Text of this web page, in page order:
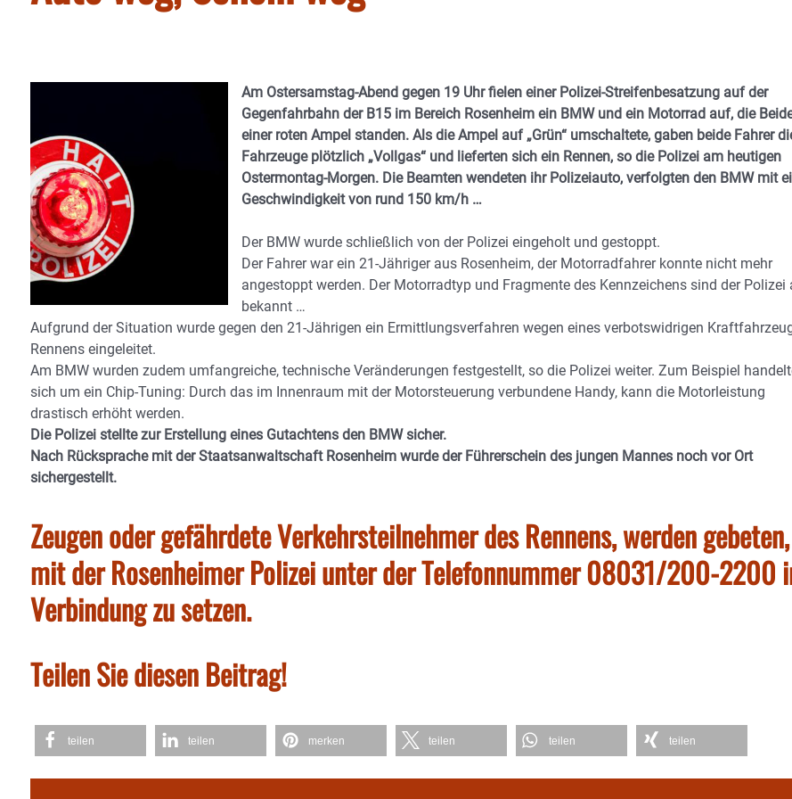
Am Ostersamstag-Abend gegen 19 Uhr fielen einer Polizei-Streifenbesatzung auf der
Gegenfahrbahn der B15 im Bereich Rosenheim ein BMW und ein Motorrad auf, die
einer roten Ampel standen. Als die Ampel auf „Grün“ umschaltete, gaben beide Fahrer
Fahrzeuge plötzlich „Vollgas“ und lieferten sich ein Rennen, so die Polizei am heutigen
Ostermontag-Morgen. Die Beamten wendeten ihr Polizeiauto, verfolgten den BMW mit
Geschwindigkeit von rund 150 km/h …
Der BMW wurde schließlich von der Polizei eingeholt und gestoppt.
Der Fahrer war ein 21-Jähriger aus Rosenheim, der Motorradfahrer konnte nicht mehr
angestoppt werden. Der Motorradtyp und Fragmente des Kennzeichens sind der Polizei
bekannt …
Aufgrund der Situation wurde gegen den 21-Jährigen ein Ermittlungsverfahren wegen eines verbotswidrigen
Rennens eingeleitet.
Am BMW wurden zudem umfangreiche, technische Veränderungen festgestellt, so die Polizei weiter. Zum Beispiel
sich um ein Chip-Tuning: Durch das im Innenraum mit der Motorsteuerung verbundene Handy, kann die Motorleistung
drastisch erhöht werden.
Die Polizei stellte zur Erstellung eines Gutachtens den BMW sicher.
Nach Rücksprache mit der Staatsanwaltschaft Rosenheim wurde der Führerschein des jungen Mannes noch vor Ort
sichergestellt.
Zeugen oder gefährdete Verkehrsteilnehmer des Rennens, werden
mit der Rosenheimer Polizei unter der Telefonnummer 08031/200-2200
Verbindung zu setzen.
Teilen Sie diesen Beitrag!
teilen teilen merken teilen teilen teilen